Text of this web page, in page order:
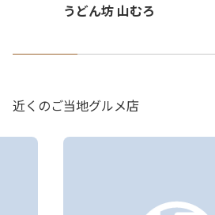
うどん坊 山むろ
近くのご当地グルメ店